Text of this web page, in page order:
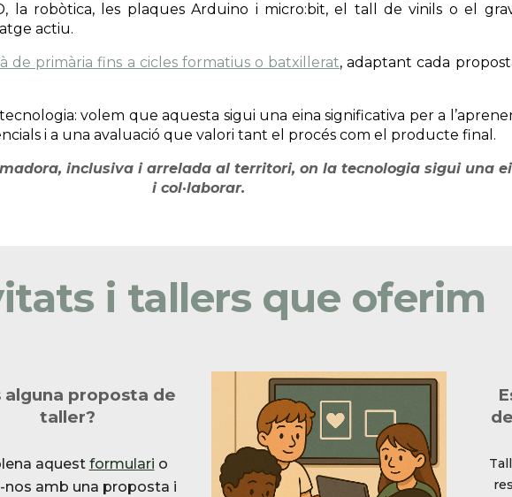
la robòtica, les plaques Arduino i micro:bit, el tall de vinils o el
actiu.
de primària fins a cicles formatius o batxillerat, adaptant cada
volem que aquesta sigui una eina significativa per a
i a una avaluació que valori tant el procés com el producte final.
inclusiva i arrelada al territori, on la tecnologia sigui una
i col·laborar.
i tallers que oferim
alguna proposta de
taller?
aquest formulari o
nos amb una proposta i